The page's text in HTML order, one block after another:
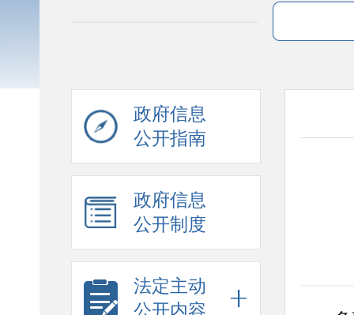
政府信息
公开指南
政府信息
公开制度
法定主动
公开内容